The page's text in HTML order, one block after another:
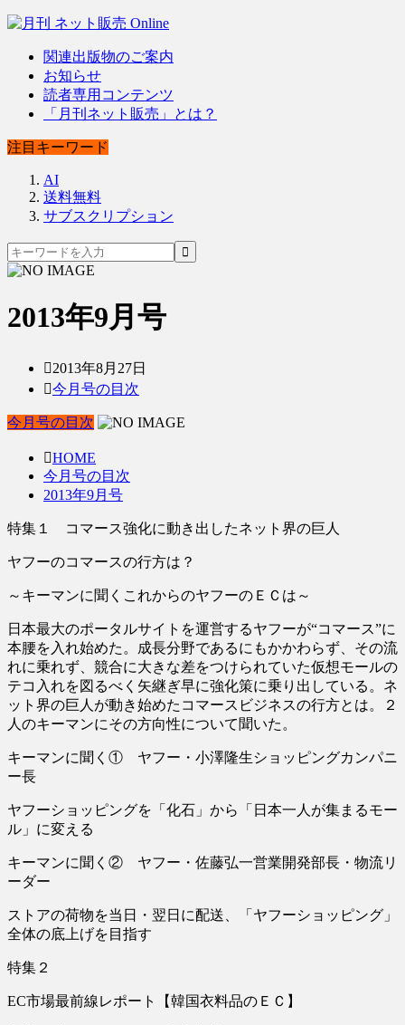
関連出版物のご案内
お知らせ
読者専用コンテンツ
「月刊ネット販売」とは？
注目キーワード
AI
送料無料
サブスクリプション
2013年9月号
2013年8月27日
今月号の目次
今月号の目次
HOME
今月号の目次
2013年9月号
特集１ コマース強化に動き出したネット界の巨人
ヤフーのコマースの行方は？
～キーマンに聞くこれからのヤフーのＥＣは～
日本最大のポータルサイトを運営するヤフーが“コマース”に
本腰を入れ始めた。成長分野であるにもかかわらず、その流
れに乗れず、競合に大きな差をつけられていた仮想モールの
テコ入れを図るべく矢継ぎ早に強化策に乗り出している。ネ
ット界の巨人が動き始めたコマースビジネスの行方とは。２
人のキーマンにその方向性について聞いた。
キーマンに聞く① ヤフー・小澤隆生ショッピングカンパニ
ー長
ヤフーショッピングを「化石」から「日本一人が集まるモー
ル」に変える
キーマンに聞く② ヤフー・佐藤弘一営業開発部長・物流リ
ーダー
ストアの荷物を当日・翌日に配送、「ヤフーショッピング」
全体の底上げを目指す
特集２
EC市場最前線レポート【韓国衣料品のＥＣ】